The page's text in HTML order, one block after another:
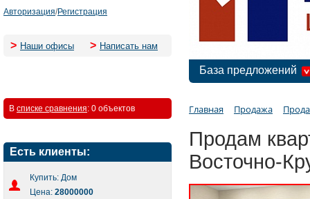
Авторизация/Регистрация
> Наши офисы > Написать нам
База предложений
В списке сравнения: 0 объектов
Есть клиенты:
Купить: Дом
Цена: 28000000
Главная Продажа
Продам
Восточно-